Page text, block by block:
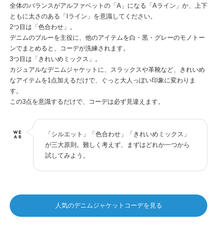
全体のバランスがアルファベットの「A」になる「Aライン」か、上下
ともに太さのある「Iライン」を意識してください。
2つ目は「色合わせ」。
デニムのブルーを主役に、他のアイテムを白・黒・グレーのモノトー
ンでまとめると、コーデが洗練されます。
3つ目は「きれいめミックス」。
カジュアルなデニムジャケットに、スラックスや革靴など、きれいめ
なアイテムを1点加えるだけで、ぐっと大人っぽい印象に変わりま
す。
この3点を意識するだけで、コーデは必ず見違えます。
「シルエット」「色合わせ」「きれいめミックス」
が三大原則。難しく考えず、まずはどれか一つから
試してみよう。
人気のデニムジャケットコーデを見る